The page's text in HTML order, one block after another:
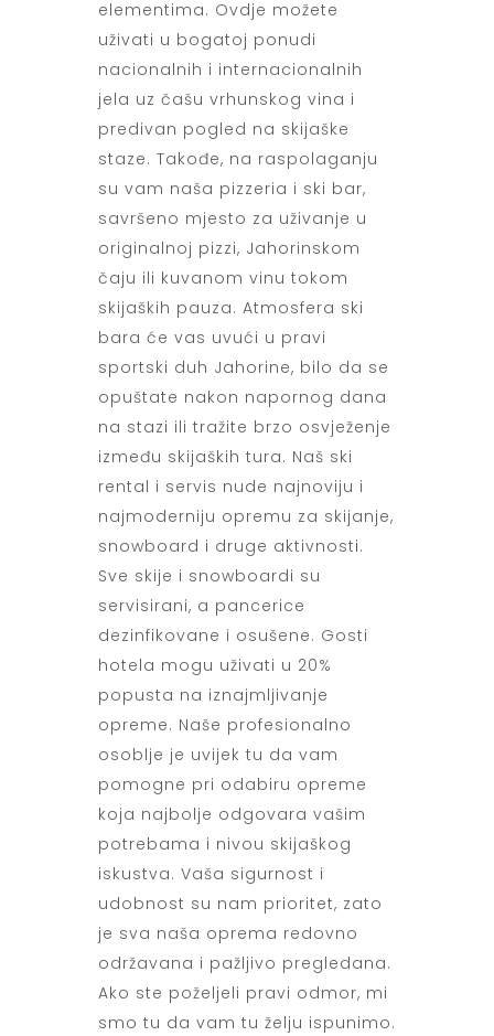
elementima. Ovdje možete
uživati u bogatoj ponudi
nacionalnih i internacionalnih
jela uz čašu vrhunskog vina i
predivan pogled na skijaške
staze. Takođe, na raspolaganju
su vam naša pizzeria i ski bar,
savršeno mjesto za uživanje u
originalnoj pizzi, Jahorinskom
čaju ili kuvanom vinu tokom
skijaških pauza. Atmosfera ski
bara će vas uvući u pravi
sportski duh Jahorine, bilo da se
opuštate nakon napornog dana
na stazi ili tražite brzo osvježenje
između skijaških tura. Naš ski
rental i servis nude najnoviju i
najmoderniju opremu za skijanje,
snowboard i druge aktivnosti.
Sve skije i snowboardi su
servisirani, a pancerice
dezinfikovane i osušene. Gosti
hotela mogu uživati u 20%
popusta na iznajmljivanje
opreme. Naše profesionalno
osoblje je uvijek tu da vam
pomogne pri odabiru opreme
koja najbolje odgovara vašim
potrebama i nivou skijaškog
iskustva. Vaša sigurnost i
udobnost su nam prioritet, zato
je sva naša oprema redovno
održavana i pažljivo pregledana.
Ako ste poželjeli pravi odmor, mi
smo tu da vam tu želju ispunimo.